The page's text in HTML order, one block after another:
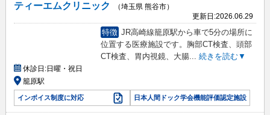
ティーエムクリニック
（埼玉県 熊谷市）
更新日:2026.06.29
特徴 JR高崎線籠原駅から車で5分の場所に
位置する医療施設です。胸部CT検査、頭部
CT検査、胃内視鏡、大腸... 続きを読む▼
休診日:日曜・祝日
籠原駅
インボイス制度に対応 日本人間ドック学会機能評価認定施設